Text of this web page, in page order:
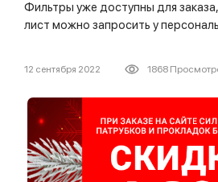
Фильтры уже доступны для
лист можно запросить у
12 сентября 2022 1868